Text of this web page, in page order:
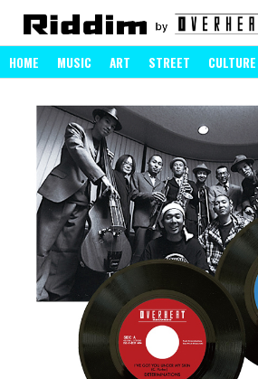
HOME MUSIC ART STREET CULTURE